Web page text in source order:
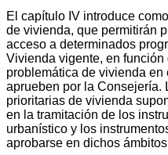
El capítulo IV introduce
de vivienda, que permitirán
acceso a determinados
Vivienda vigente, en
problemática de vivienda
aprueben por la Consejería.
prioritarias de vivienda
en la tramitación de los
urbanístico y los
aprobarse en dichos